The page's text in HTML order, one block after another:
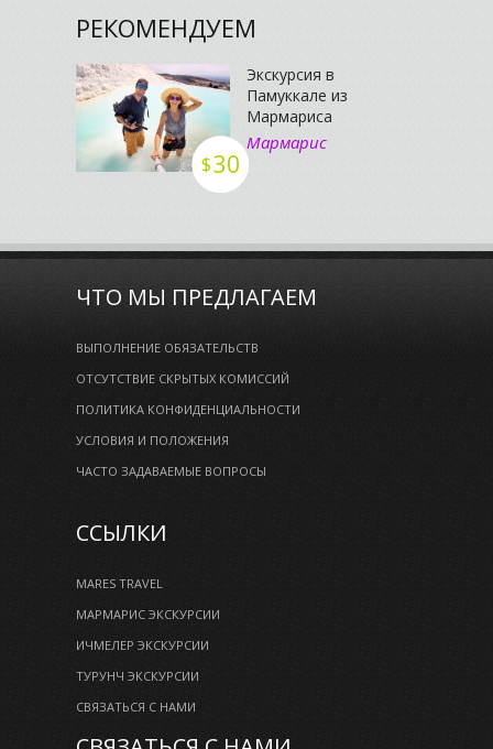
РЕКОМЕНДУЕМ
$30
Экскурсия в
Памуккале из
Мармариса
Мармарис
ЧТО МЫ ПРЕДЛАГАЕМ
ВЫПОЛНЕНИЕ ОБЯЗАТЕЛЬСТВ
ОТСУТСТВИЕ СКРЫТЫХ КОМИССИЙ
ПОЛИТИКА КОНФИДЕНЦИАЛЬНОСТИ
УСЛОВИЯ И ПОЛОЖЕНИЯ
ЧАСТО ЗАДАВАЕМЫЕ ВОПРОСЫ
ССЫЛКИ
MARES TRAVEL
МАРМАРИС ЭКСКУРСИИ
ИЧМЕЛЕР ЭКСКУРСИИ
ТУРУНЧ ЭКСКУРСИИ
СВЯЗАТЬСЯ С НАМИ